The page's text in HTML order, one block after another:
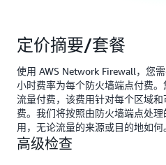
定价摘要/套餐
使用 AWS Network Firewall，您
小时费率为每个防火墙端点付费
流量付费，该费用针对每个区域
费。我们将按照由防火墙端点处
用，无论流量的来源或目的地如何
高级检查